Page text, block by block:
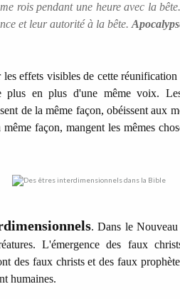
rois pendant une heure avec la
et leur autorité à la bête.
effets visibles de cette
plus en plus d'une même voix.
de la même façon, obéissent aux
façon, mangent les mêmes
.Dans le Nouveau
L'émergence des faux
des faux christs et des faux
humaines.